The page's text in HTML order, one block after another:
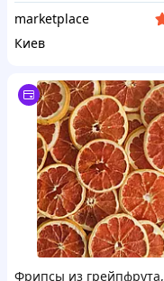
marketplace
Киев
Фрипсы из грейпфрута,